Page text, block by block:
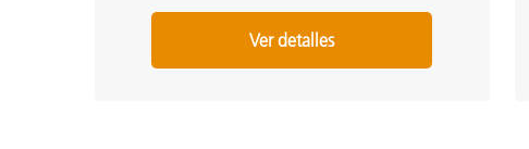
Ver detalles